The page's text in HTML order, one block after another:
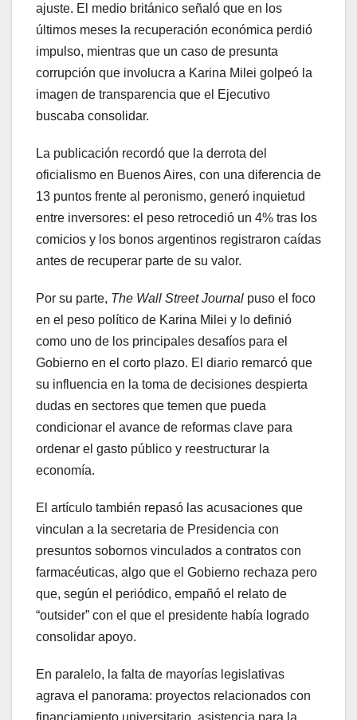
ajuste. El medio británico señaló que en los
últimos meses la recuperación económica perdió
impulso, mientras que un caso de presunta
corrupción que involucra a Karina Milei golpeó la
imagen de transparencia que el Ejecutivo
buscaba consolidar.
La publicación recordó que la derrota del
oficialismo en Buenos Aires, con una diferencia de
13 puntos frente al peronismo, generó inquietud
entre inversores: el peso retrocedió un 4% tras los
comicios y los bonos argentinos registraron caídas
antes de recuperar parte de su valor.
Por su parte, The Wall Street Journal puso el foco
en el peso político de Karina Milei y lo definió
como uno de los principales desafíos para el
Gobierno en el corto plazo. El diario remarcó que
su influencia en la toma de decisiones despierta
dudas en sectores que temen que pueda
condicionar el avance de reformas clave para
ordenar el gasto público y reestructurar la
economía.
El artículo también repasó las acusaciones que
vinculan a la secretaria de Presidencia con
presuntos sobornos vinculados a contratos con
farmacéuticas, algo que el Gobierno rechaza pero
que, según el periódico, empañó el relato de
“outsider” con el que el presidente había logrado
consolidar apoyo.
En paralelo, la falta de mayorías legislativas
agrava el panorama: proyectos relacionados con
financiamiento universitario, asistencia para la